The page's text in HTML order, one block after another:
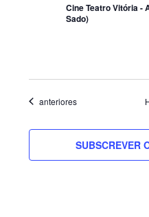
Cine Teatro Vitória -
Sado)
Eventos
anteriores
SUBSCREVER